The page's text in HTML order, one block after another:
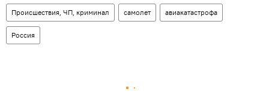
Происшествия, ЧП, криминал самолет авиакатастрофа
Россия